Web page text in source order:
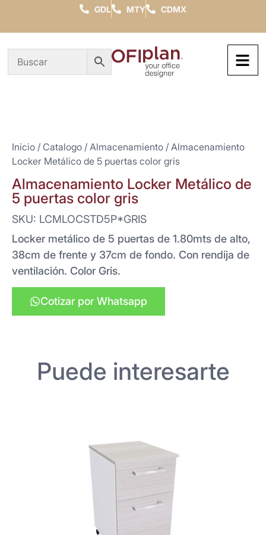
GDL MTY CDMX
Inicio / Catalogo / Almacenamiento / Almacenamiento
Locker Metálico de 5 puertas color gris
Almacenamiento Locker Metálico de
5 puertas color gris
SKU: LCMLOCSTD5P*GRIS
Locker metálico de 5 puertas de 1.80mts de alto,
38cm de frente y 37cm de fondo. Con rendija de
ventilación. Color Gris.
Cotizar por Whatsapp
Puede interesarte